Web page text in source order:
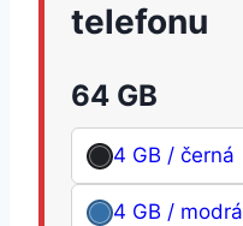
telefonu
64 GB
4 GB / černá
4 GB / modrá